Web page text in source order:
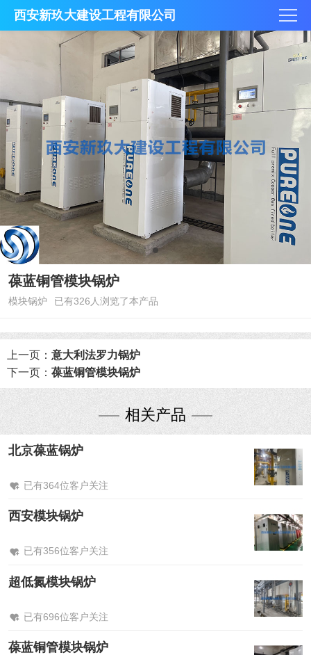
西安新玖大建设工程有限公司
葆蓝铜管模块锅炉
模块锅炉 已有326人浏览了本产品
上一页： 意大利法罗力锅炉
下一页： 葆蓝铜管模块锅炉
相关产品
北京葆蓝锅炉
已有364位客户关注
西安模块锅炉
已有356位客户关注
超低氮模块锅炉
已有696位客户关注
葆蓝铜管模块锅炉